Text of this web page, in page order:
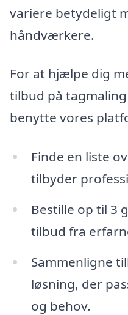
variere betydeligt
håndværkere.
For at hjælpe dig
tilbud på
benytte vores
Finde en liste
tilbyder
Bestille op til 3
tilbud fra
Sammenligne
løsning, der
og behov.